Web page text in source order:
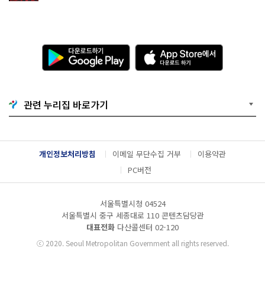
다
운
로
기
G
o
g
l
e
A
p
p
e
서
다
운
관련 누리집 바로가기
개인정보처리방침 이메일 무단수집 거부
이용약관
PC버전
서울특별시청 04524
서울특별시 중구 세종대로 110 콘텐츠담당관
대표전화 다산콜센터 02-120
ⓒ2020. Seoul Metropolitan Government all rights reserved.